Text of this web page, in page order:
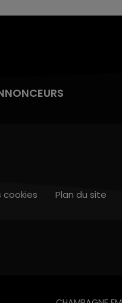
cookies Plan du site